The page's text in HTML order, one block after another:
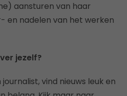
aansturen van haar
en nadelen van het werken
jezelf?
vind nieuws leuk en